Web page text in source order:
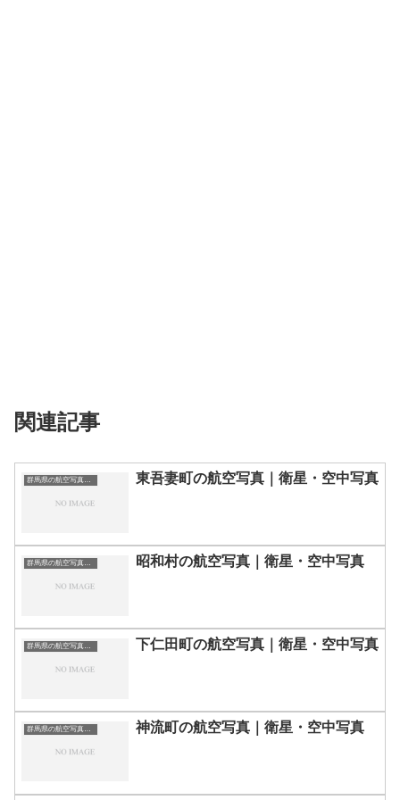
関連記事
群馬県の航空写真・空中写真 東吾妻町の航空写真｜衛星・空中写真
群馬県の航空写真・空中写真 昭和村の航空写真｜衛星・空中写真
群馬県の航空写真・空中写真 下仁田町の航空写真｜衛星・空中写真
群馬県の航空写真・空中写真 神流町の航空写真｜衛星・空中写真